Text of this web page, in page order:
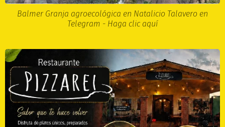
Balmer Granja agroecológica en Natalicio Talavero en
Telegram - Haga clic aquí